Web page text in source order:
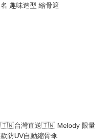
名 趣味造型 縮骨遮
🇹🇼台灣直送🇹🇼 Melody 限量
款防UV自動縮骨傘